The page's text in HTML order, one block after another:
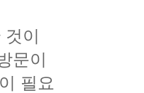
이
문이
필요